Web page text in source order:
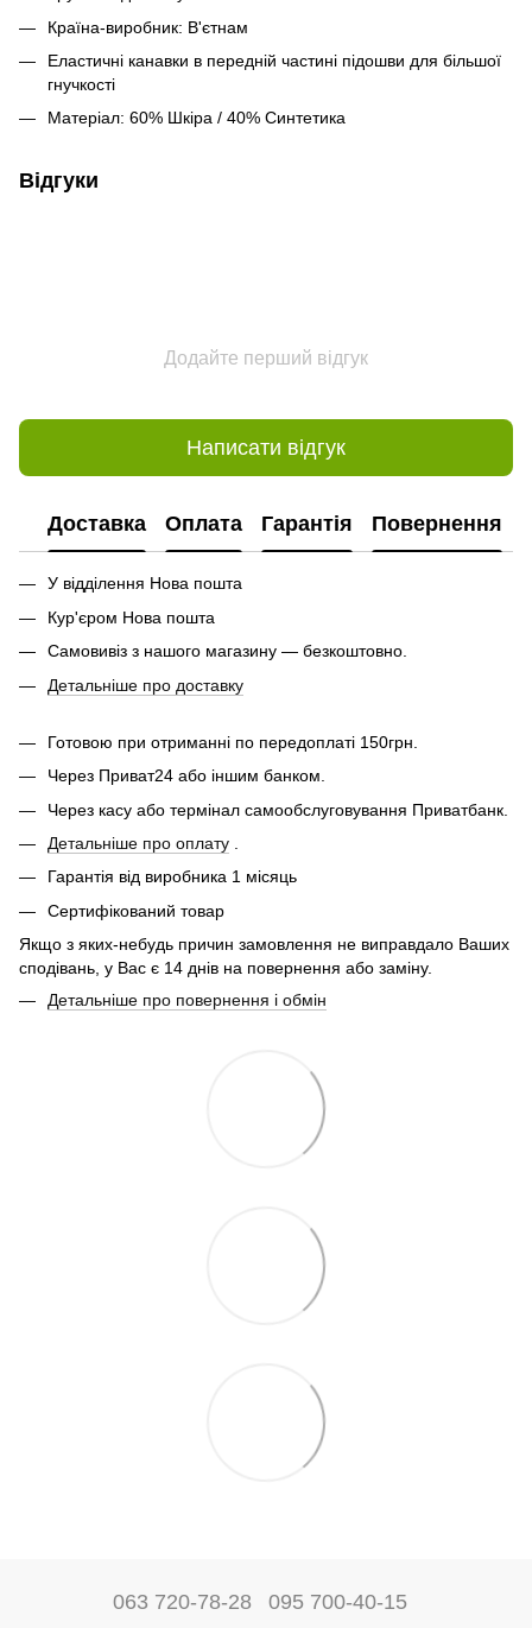
Країна-виробник: В'єтнам
Еластичні канавки в передній частині підошви для більшої
гнучкості
Матеріал: 60% Шкіра / 40% Синтетика
Відгуки
Додайте перший відгук
Написати відгук
Доставка Оплата Гарантія Повернення
У відділення Нова пошта
Кур'єром Нова пошта
Самовивіз з нашого магазину — безкоштовно.
Детальніше про доставку
Готовою при отриманні по передоплаті 150грн.
Через Приват24 або іншим банком.
Через касу або термінал самообслуговування Приватбанк.
Детальніше про оплату
Гарантія від виробника 1 місяць
Сертифікований товар
Якщо з яких-небудь причин замовлення не виправдало Ваших
сподівань, у Вас є 14 днів на повернення або заміну.
Детальніше про повернення і обмін
063 720-78-28 095 700-40-15